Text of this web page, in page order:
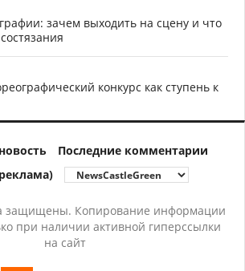
зачем выходить на сцену и что
конкурс как ступень к
Последние комментарии
защищены. Копирование информации
при наличии активной гиперссылки
на сайт